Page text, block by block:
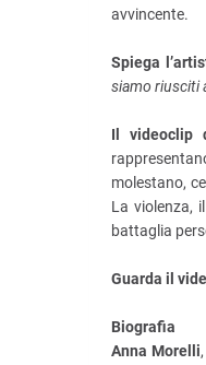
avvincente.
Spiega
siamo riusciti
Il videoclip
molestano,
La violenza,
battaglia
Guarda il
Biografia
Anna Morelli